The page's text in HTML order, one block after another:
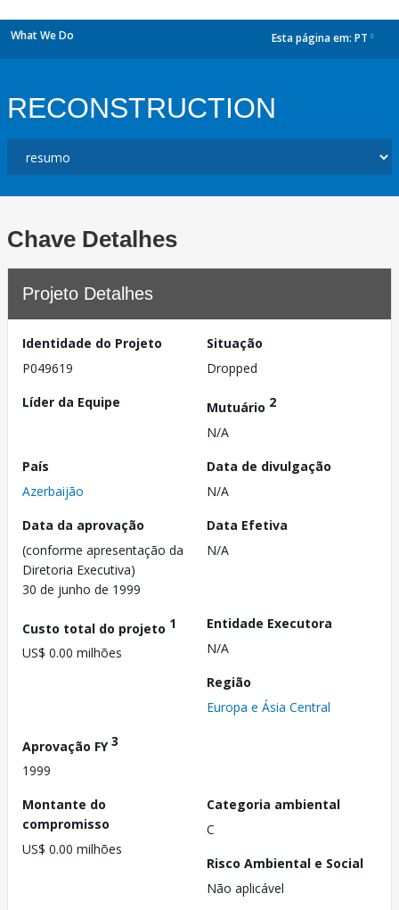
What We Do Esta página em: PT
RECONSTRUCTION
Chave Detalhes
Projeto Detalhes
Identidade do Projeto
P049619
Situação
Dropped
Líder da Equipe
Mutuário 2
N/A
País
Azerbaijão
Data de divulgação
N/A
Data da aprovação
(conforme apresentação da
Diretoria Executiva)
30 de junho de 1999
Data Efetiva
N/A
Custo total do projeto 1
US$ 0.00 milhões
Entidade Executora
N/A
Região
Europa e Ásia Central
Aprovação FY3
1999
Montante do
compromisso
US$ 0.00 milhões
Categoria ambiental
C
Risco Ambiental e Social
Não aplicável